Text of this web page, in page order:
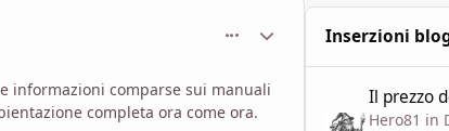
comment_451441
Statistiche Autore
informazioni comparse sui manuali
completa ora come ora.
Inserzioni
Il prezzo
Hero81 in